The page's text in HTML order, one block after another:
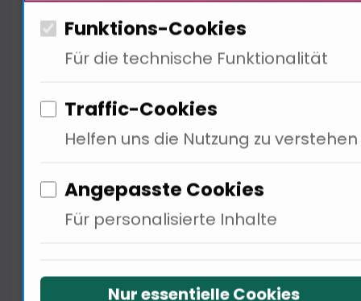
des Kundenstamms. Die
Weltenburger Klosterbrauerei
zeigt, dass durch Investitionen in
lokale Gemeinschaften und
nachhaltige Praktiken die Marke
nicht nur wächst, sondern
auchaufbaut (…) Es ist wichtig,
dass Marken nicht nur kurzfristige
aufbauen. Wie können wir
Funktions-Cookies
Für die technische Funktionalität
Traffic-Cookies
Helfen uns die Nutzung zu verstehen
Angepasste Cookies
Für personalisierte Inhalte
Nur essentielle Cookies